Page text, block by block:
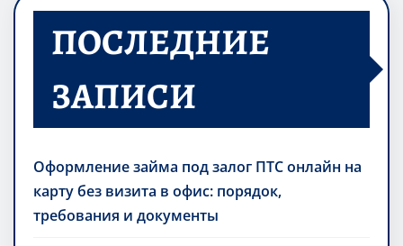
ПОСЛЕДНИЕ
ЗАПИСИ
Оформление займа под залог ПТС онлайн на
карту без визита в офис: порядок,
требования и документы